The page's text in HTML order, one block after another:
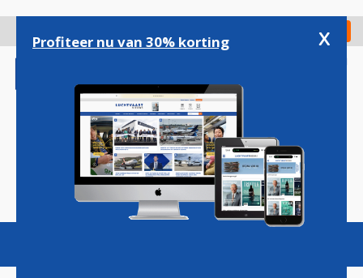
gaan
Check in
Magazine Podcasts Vacatures
Profiteer nu van 30% korting x